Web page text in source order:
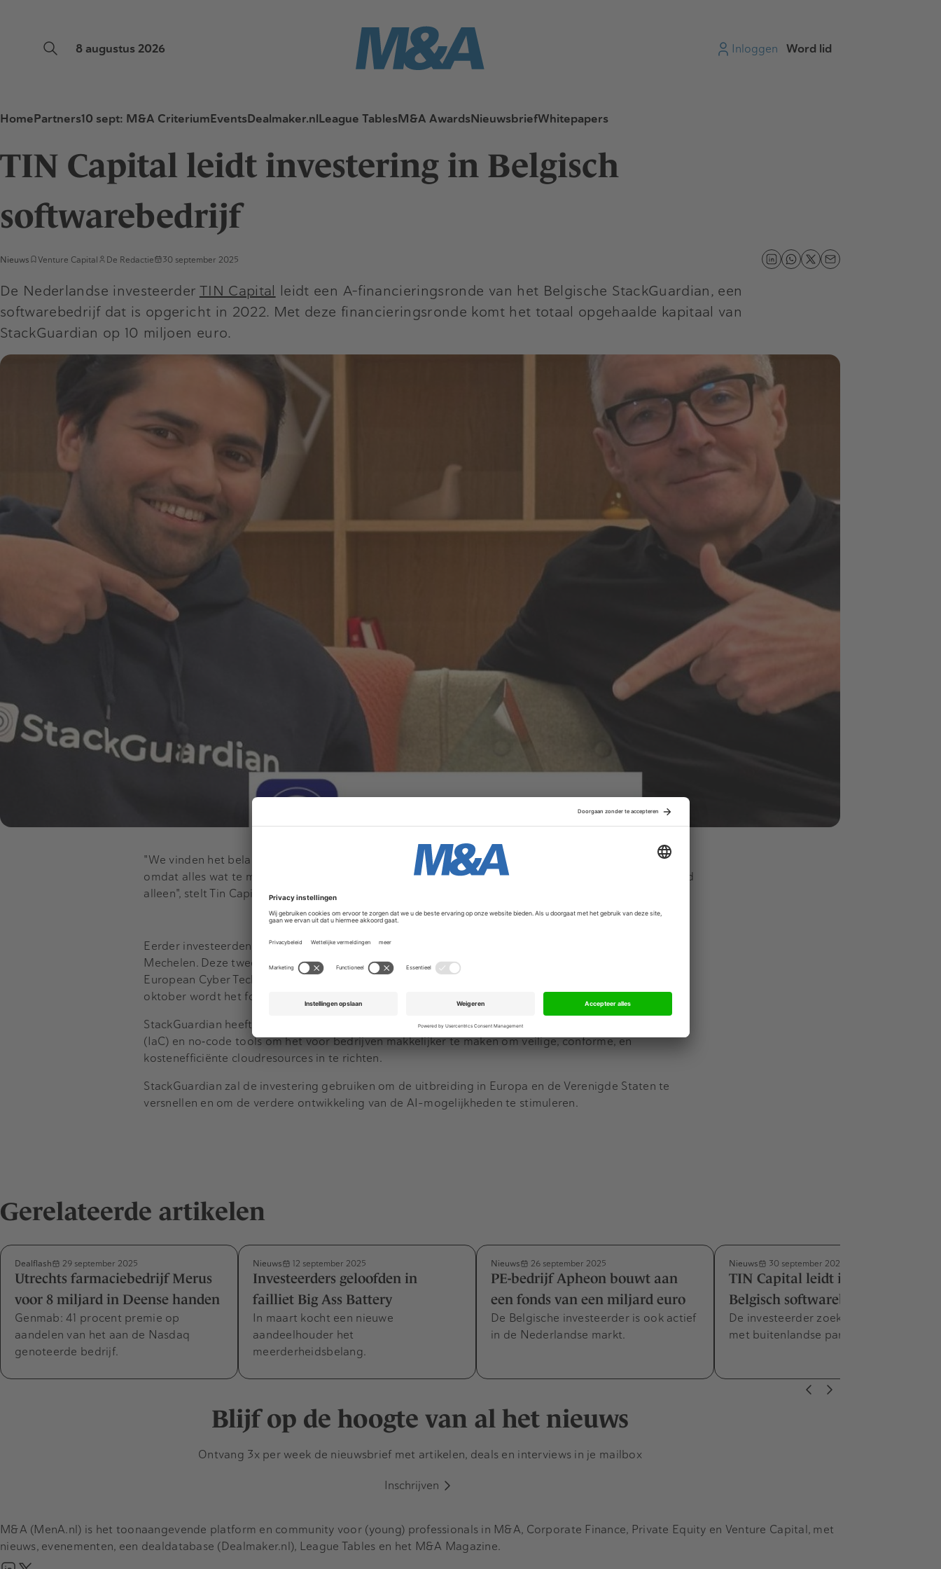
8 augustus 2026 Inloggen Word lid
HomePartners10 sept: M&A CriteriumEventsDealmaker.nlLeague TablesM&A AwardsNieuwsbriefWhitepapers
TIN Capital leidt investering in Belgisch
softwarebedrijf
Nieuws Venture Capital De Redactie 30 september 2025
De Nederlandse investeerder TIN Capital leidt een A-financieringsronde van het Belgische StackGuardian, een
softwarebedrijf dat is opgericht in 2022. Met deze financieringsronde komt het totaal opgehaalde kapitaal van
StackGuardian op 10 miljoen euro.
"We vinden het belangrijk in Europa om samen te werken met buitenlandse partijen en investeerders,
omdat alles wat te maken heeft met cybersecurity een Europese uitdaging is, en niet die van Nederland
alleen", stelt Tin Capital in een toelichting.
Advertentie
Eerder investeerden de Belgische partijenVolt Ventures
Mechelen. Deze twee partijen deden ook nu mee. Voor TIN Capital is h
European Cyber Tech Fund V. Dit jaar wil het bedrijf nog twee investeringen doen uit dit fonds. Op 31
oktober wordt het fonds gesloten, met een
verwachte omvang van ruim 80 miljoen euro.
StackGuardian heeft een Cloud Orchestration Platform dat gebruikmaakt van Infrastructure as Code
(IaC) en no‑code tools om het voor bedrijven makkelijker te maken om veilige, conforme, en
kostenefficiënte cloudresources in te richten.
StackGuardian zal de investering gebruiken om de uitbreiding in Europa en de Verenigde Staten te
versnellen en om de verdere ontwikkeling van de AI-mogelijkheden te stimuleren.
Gerelateerde artikelen
Dealflash 29 september 2025
Utrechts farmaciebedrijf Merus
voor 8 miljard in Deense handen
Genmab: 41 procent premie op
aandelen van het aan de Nasdaq
genoteerde bedrijf.
Nieuws 12 september 2025
Investeerders geloofden in
failliet Big Ass Battery
In maart kocht een nieuwe
aandeelhouder het
meerderheidsbelang.
Nieuws 26 september 2025
PE-bedrijf Apheon bouwt aan
een fonds van een miljard euro
De Belgische investeerder is ook actief
in de Nederlandse markt.
Nieuws 30 september 2025
TIN Capital leidt investering in
Belgisch softwarebedrijf
De investeerder zoekt samenwerking
met buitenlandse partijen.
Blijf op de hoogte van al het nieuws
Ontvang 3x per week de nieuwsbrief met artikelen, deals en interviews in je mailbox
Inschrijven
M&A (MenA.nl) is het toonaangevende platform en community voor (young) professionals in M&A, Corporate Finance, Private Equity en Venture Capital, met
nieuws, evenementen, een dealdatabase (Dealmaker.nl), League Tables en het M&A Magazine.